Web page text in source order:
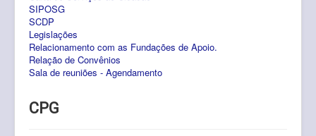
PROPESP
Pesquisa
Pós-Graduação
Internacionalização.
SIPOSG
SCDP
Legislações
Relacionamento com as Fundações de Apoio.
Relação de Convênios
Sala de reuniões - Agendamento
CPG